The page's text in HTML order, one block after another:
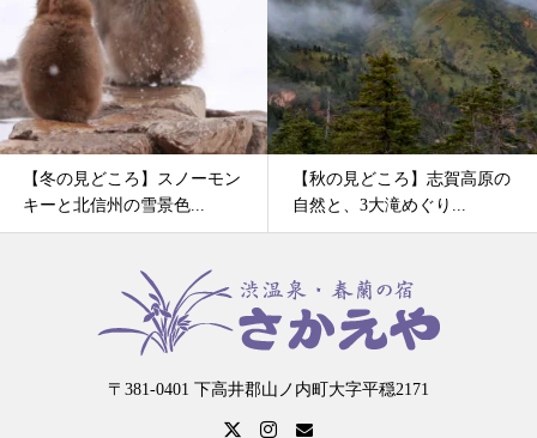
【冬の見どころ】スノーモン
キーと北信州の雪景色...
【秋の見どころ】志賀高原の
自然と、3大滝めぐり...
〒381-0401 下高井郡山ノ内町大字平穏2171